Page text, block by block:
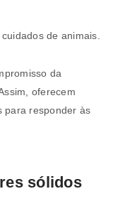
de animais.
da
Assim, oferecem
para responder às
sólidos